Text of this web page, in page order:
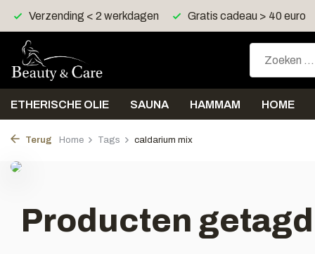
Verzending < 2 werkdagen Gratis cadeau > 40 euro
ETHERISCHE OLIE SAUNA HAMMAM HOME
Terug Home Tags caldarium mix
Producten